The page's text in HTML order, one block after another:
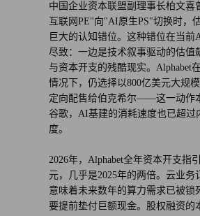
中国企业资本联盟副理事长柏文喜
互联网PE"向"AI原生PS"切换时，
巨大的认知错位。这种错位在当
尽致：一边是技术叙事驱动的估值
与资本开支的残酷现实。Alphabet
情况下，仍选择以800亿美元大规
定向配售给伯克希尔——这一动作
谷歌，AI基建的消耗速度也已超过
度。
2026年，Alphabet全年资本开支指
元，几乎是2025年的两倍。云业务
意味着未来数年的算力需求已被锁
要提前垫付巨额现金。股权融资的